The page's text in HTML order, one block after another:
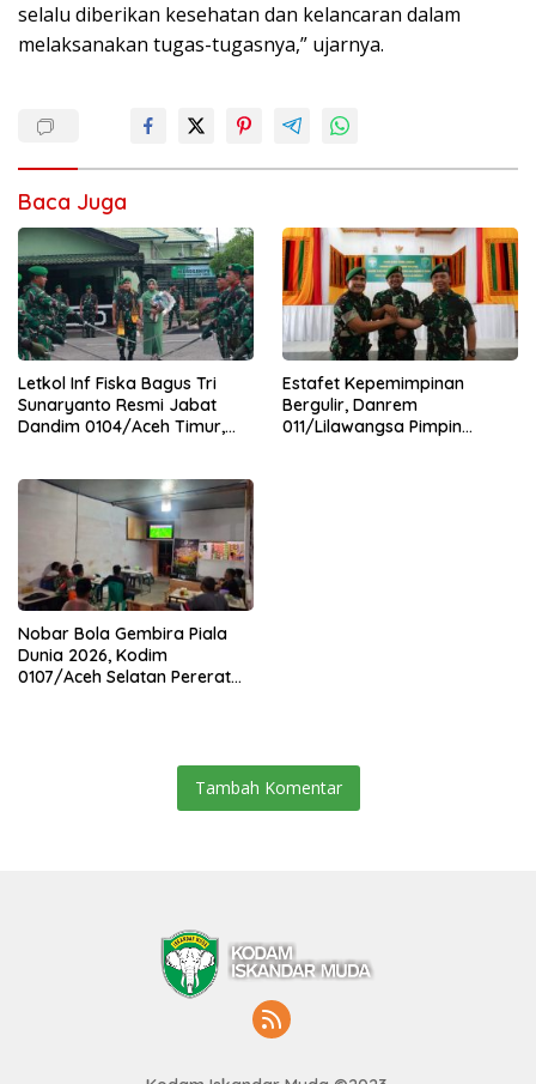
selalu diberikan kesehatan dan kelancaran dalam
melaksanakan tugas-tugasnya,” ujarnya.
Baca Juga
Letkol Inf Fiska Bagus Tri
Sunaryanto Resmi Jabat
Dandim 0104/Aceh Timur,
0104/Atim
Estafet Kepemimpinan
Bergulir, Danrem
011/Lilawangsa Pimpin
Nobar Bola Gembira Piala
Dunia 2026, Kodim
0107/Aceh Selatan Pererat
Tambah Komentar